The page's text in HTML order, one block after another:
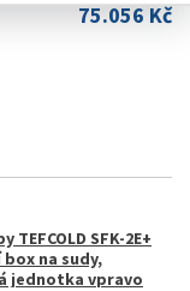
75.056 Kč
TEFCOLD SFK-2E+
box na sudy,
jednotka vpravo